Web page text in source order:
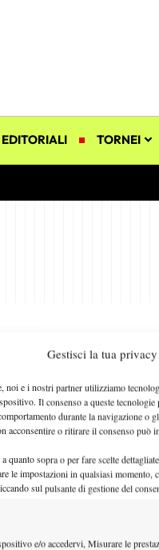
Gestisci la tua privacy
noi e i nostri partner utilizziamo
Il consenso a queste
durante la navigazione o
acconsentire o ritirare il consenso può
quanto sopra o per fare scelte
le impostazioni in qualsiasi
sul pulsante di gestione del
e/o accedervi, Misurare le
EDITORIALI TORNEI